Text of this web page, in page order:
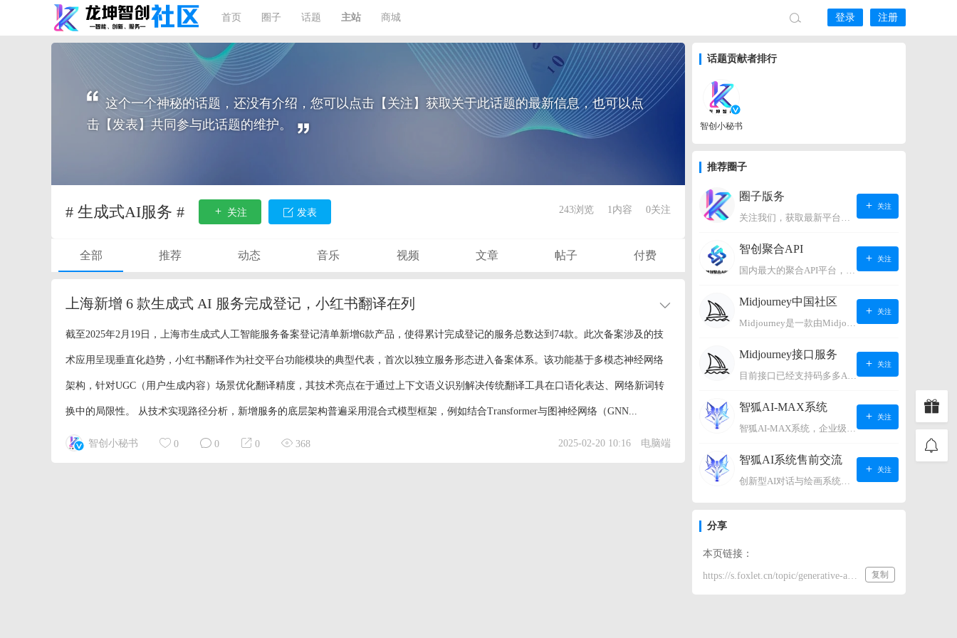
首页 圈子 话题 主站 商城 登录 注册
话题贡献者排行
智创小秘书
推荐圈子
圈子版务
关注我们，获取最新平台动态。
关注
智创聚合API
国内最大的聚合API平台，支持OpenAI、阿里、智谱、360、讯飞、百度等国内外大语言模型。https://s.lconai.com/
关注
Midjourney中国社区
Midjourney是一款由Midjourney有限公司开发的数字艺术工具软件，具有生成虚拟世界的强大能力，可根据用户输入的文字或语音在虚拟世界中生成对应场景，使用户能够探索和创造自己的数字艺术作品。
关注
Midjourney接口服务
目前接口已经支持码多多AI系统、小狐狸AI系统，如需其它接口请联系微信客服：lonconst
关注
智狐AI-MAX系统
智狐AI-MAX系统，企业级AI知识库，可以进行AI对话、AI应用，拥有强大的第三方对接能力。适用企业智能客服、企业智能文档、专家顾问助理等多种企业级商业场景，具有较大的商业使用价值。 如需购买请联系客服微信：lonconst
关注
智狐AI系统售前交流
创新型AI对话与绘画系统（非官方） 如需购买请联系微信客服：lonconst
关注
分享
本页链接：
https://s.foxlet.cn/topic/generative-ai-services 复制
这个一个神秘的话题，还没有介绍，您可以点击【关注】获取关于此话题的最新信息，也可以点
击【发表】共同参与此话题的维护。
# 生成式AI服务 # 关注 发表 243浏览 1内容 0关注
全部 推荐 动态 音乐 视频 文章 帖子 付费
上海新增 6 款生成式 AI 服务完成登记，小红书翻译在列
截至2025年2月19日，上海市生成式人工智能服务备案登记清单新增6款产品，使得累计完成登记的服务总数达到74款。此次备案涉及的技
术应用呈现垂直化趋势，小红书翻译作为社交平台功能模块的典型代表，首次以独立服务形态进入备案体系。该功能基于多模态神经网络
架构，针对UGC（用户生成内容）场景优化翻译精度，其技术亮点在于通过上下文语义识别解决传统翻译工具在口语化表达、网络新词转
换中的局限性。 从技术实现路径分析，新增服务的底层架构普遍采用混合式模型框架，例如结合Transformer与图神经网络（GNN...
智创小秘书 0 0 0 368 2025-02-20 10:16 电脑端